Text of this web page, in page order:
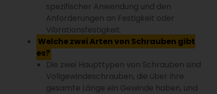
spezifischer Anwendung und den
Anforderungen an Festigkeit oder
Vibrationsfestigkeit.
Welche zwei Arten von Schrauben gibt
es?
Die zwei Haupttypen von Schrauben sind
Vollgewindeschrauben, die über ihre
gesamte Länge ein Gewinde haben, und